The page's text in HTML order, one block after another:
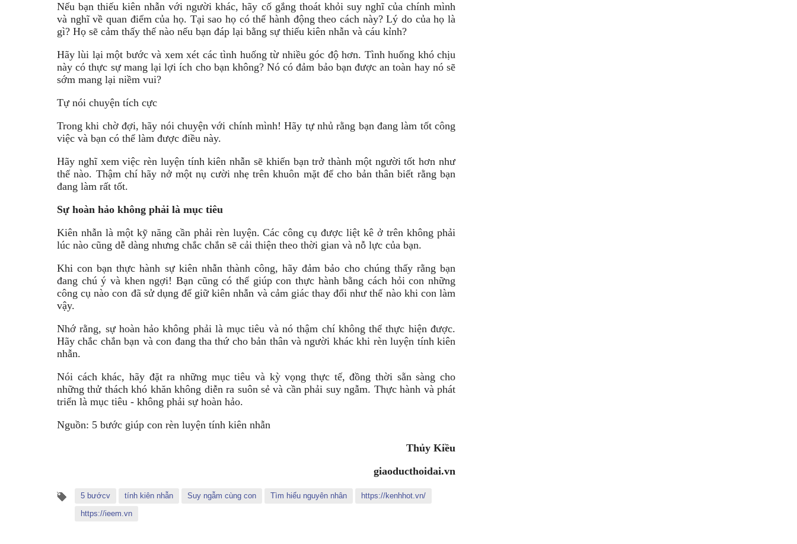
Nếu bạn thiếu kiên nhẫn với người khác, hãy cố gắng thoát khỏi suy nghĩ của chính mình
và nghĩ về quan điểm của họ. Tại sao họ có thể hành động theo cách này? Lý do của họ là
gì? Họ sẽ cảm thấy thế nào nếu bạn đáp lại bằng sự thiếu kiên nhẫn và cáu kỉnh?
Hãy lùi lại một bước và xem xét các tình huống từ nhiều góc độ hơn. Tình huống khó chịu
này có thực sự mang lại lợi ích cho bạn không? Nó có đảm bảo bạn được an toàn hay nó sẽ
sớm mang lại niềm vui?
Tự nói chuyện tích cực
Trong khi chờ đợi, hãy nói chuyện với chính mình! Hãy tự nhủ rằng bạn đang làm tốt công
việc và bạn có thể làm được điều này.
Hãy nghĩ xem việc rèn luyện tính kiên nhẫn sẽ khiến bạn trở thành một người tốt hơn như
thế nào. Thậm chí hãy nở một nụ cười nhẹ trên khuôn mặt để cho bản thân biết rằng bạn
đang làm rất tốt.
Sự hoàn hảo không phải là mục tiêu
Kiên nhẫn là một kỹ năng cần phải rèn luyện. Các công cụ được liệt kê ở trên không phải
lúc nào cũng dễ dàng nhưng chắc chắn sẽ cải thiện theo thời gian và nỗ lực của bạn.
Khi con bạn thực hành sự kiên nhẫn thành công, hãy đảm bảo cho chúng thấy rằng bạn
đang chú ý và khen ngợi! Bạn cũng có thể giúp con thực hành bằng cách hỏi con những
công cụ nào con đã sử dụng để giữ kiên nhẫn và cảm giác thay đổi như thế nào khi con làm
vậy.
Nhớ rằng, sự hoàn hảo không phải là mục tiêu và nó thậm chí không thể thực hiện được.
Hãy chắc chắn bạn và con đang tha thứ cho bản thân và người khác khi rèn luyện tính kiên
nhẫn.
Nói cách khác, hãy đặt ra những mục tiêu và kỳ vọng thực tế, đồng thời sẵn sàng cho
những thử thách khó khăn không diễn ra suôn sẻ và cần phải suy ngẫm. Thực hành và phát
triển là mục tiêu - không phải sự hoàn hảo.
Nguồn: 5 bước giúp con rèn luyện tính kiên nhẫn
Thủy Kiều
giaoducthoidai.vn
5 bướcv tính kiên nhẫn Suy ngẫm cùng con Tìm hiểu nguyên nhân
https://kenhhot.vn/
https://ieem.vn